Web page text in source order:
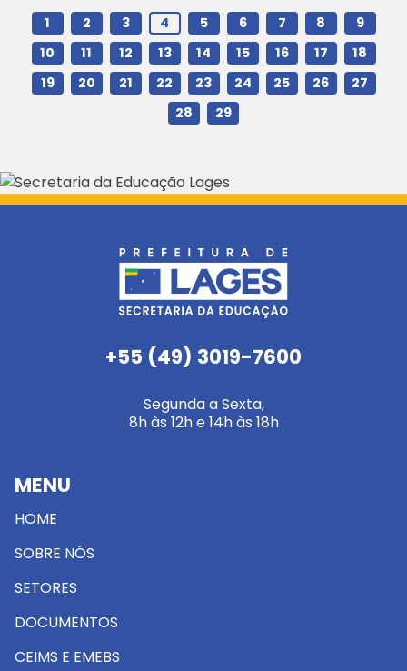
1 2 3 4 5 6 7 8
9
10
11 12 13 14 15 16 17
18
19
20 21 22 23 24 25 26
27
28
29
+55 (49) 3019-7600
Segunda a Sexta,
8h às 12h e 14h às 18h
MENU
HOME
SOBRE NÓS
SETORES
DOCUMENTOS
CEIMS E EMEBS